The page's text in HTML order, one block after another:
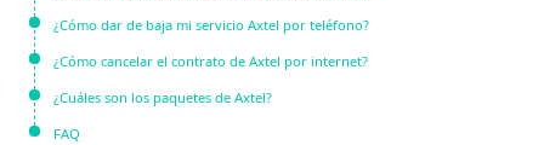
¿Cómo dar de baja mi servicio Axtel por teléfono?
¿Cómo cancelar el contrato de Axtel por internet?
¿Cuáles son los paquetes de Axtel?
FAQ